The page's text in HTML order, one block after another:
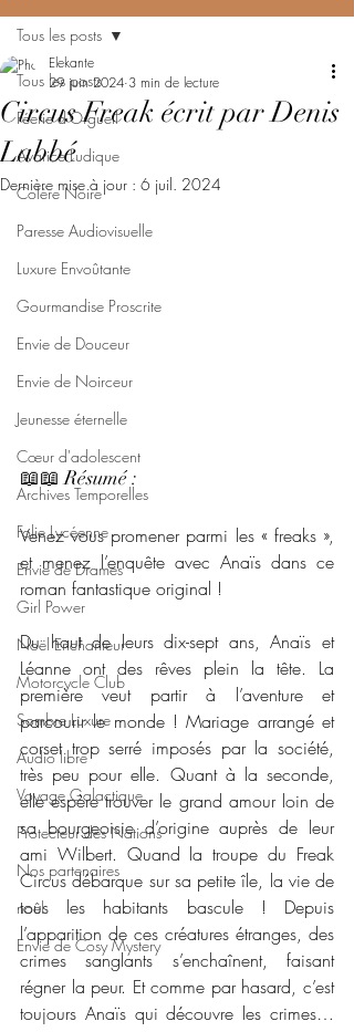
Tous les posts
Féerie d'Orgueil
Avarice Ludique
Colère Noire
Paresse Audiovisuelle
Luxure Envoûtante
Gourmandise Proscrite
Envie de Douceur
Envie de Noirceur
Jeunesse éternelle
Cœur d'adolescent
Archives Temporelles
Folie Lycéenne
Envie de Drames
Girl Power
Noël Enchanteur
Motorcycle Club
Sombre Luxure
Audio libre
Voyage Galactique
Protecteur des Nations
Nos partenaires
noêl
Envie de Cosy Mystery
Tous les posts
Circus Freak écrit par Denis
Labbé
Elekante
29 juin 2024 3 min de lecture
Dernière mise à jour : 6 juil. 2024
📖📖 Résumé :
Venez vous promener parmi les « freaks »,
et menez l’enquête avec Anaïs dans ce
roman fantastique original !
Du haut de leurs dix-sept ans, Anaïs et
Léanne ont des rêves plein la tête. La
première veut partir à l’aventure et
parcourir le monde ! Mariage arrangé et
corset trop serré imposés par la société,
très peu pour elle. Quant à la seconde,
elle espère trouver le grand amour loin de
sa bourgeoisie d’origine auprès de leur
ami Wilbert. Quand la troupe du Freak
Circus débarque sur sa petite île, la vie de
tous les habitants bascule ! Depuis
l’apparition de ces créatures étranges, des
crimes sanglants s’enchaînent, faisant
régner la peur. Et comme par hasard, c’est
toujours Anaïs qui découvre les crimes…